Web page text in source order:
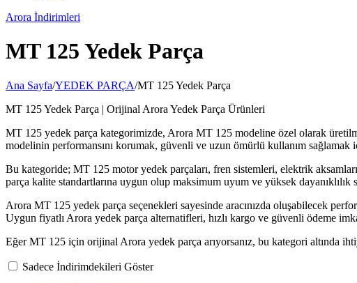
Arora İndirimleri
MT 125 Yedek Parça
Ana Sayfa/YEDEK PARÇA/MT 125 Yedek Parça
MT 125 Yedek Parça | Orijinal Arora Yedek Parça Ürünleri
MT 125 yedek parça kategorimizde, Arora MT 125 modeline özel olarak
modelinin performansını korumak, güvenli ve uzun ömürlü kullanım
Bu kategoride; MT 125 motor yedek parçaları, fren sistemleri, elektrik
parça kalite standartlarına uygun olup maksimum uyum ve yüksek dayanıklılık
Arora MT 125 yedek parça seçenekleri sayesinde aracınızda oluşabilecek
Uygun fiyatlı Arora yedek parça alternatifleri, hızlı kargo ve güvenli ödeme
Eğer MT 125 için orijinal Arora yedek parça arıyorsanız, bu kategori altında
Sadece İndirimdekileri Göster